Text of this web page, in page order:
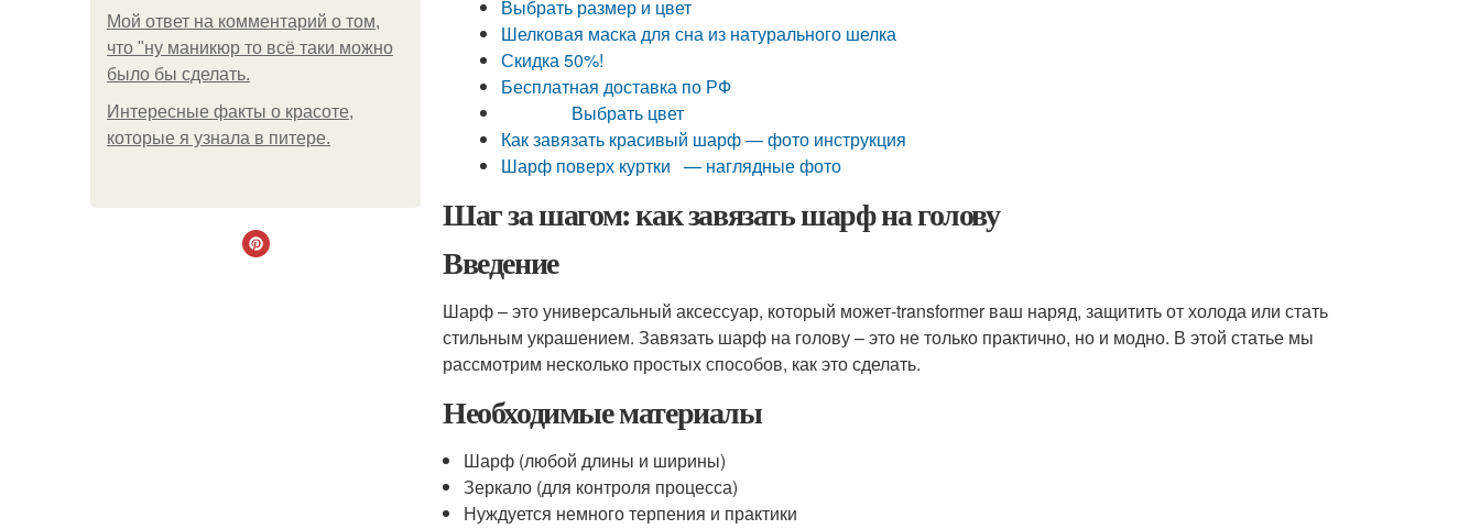
Мой ответ на комментарий о том,
что "ну маникюр то всё таки можно
было бы сделать.
Интересные факты о красоте,
которые я узнала в питере.
Выбрать размер и цвет
Шелковая маска для сна из натурального шелка
Скидка 50%!
Бесплатная доставка по РФ
Выбрать цвет
Как завязать красивый шарф — фото инструкция
Шарф поверх куртки — наглядные фото
Шаг за шагом: как завязать шарф на голову
Введение
Шарф – это универсальный аксессуар, который может-transformer ваш наряд, защитить от холода или стать
стильным украшением. Завязать шарф на голову – это не только практично, но и модно. В этой статье мы
рассмотрим несколько простых способов, как это сделать.
Необходимые материалы
Шарф (любой длины и ширины)
Зеркало (для контроля процесса)
Нуждуется немного терпения и практики